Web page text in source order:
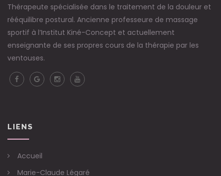
Thérapeute spécialisée dans le traitement de la douleur et
rééquilibre postural. Ancienne professeure de massage
sportif à l’Institut Kiné-Concept et actuellement
enseignante de ses propres cours de la thérapie par les
ventouses.
LIENS
Accueil
Marie-Claude Légaré